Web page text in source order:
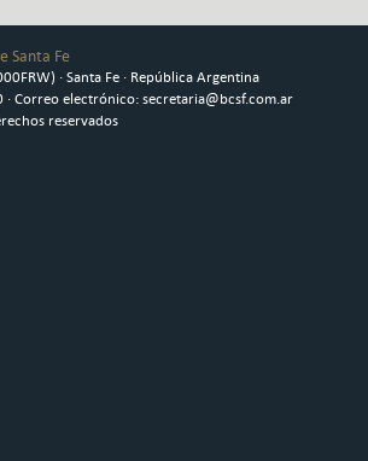
Santa Fe
· Santa Fe · República Argentina
· Correo electrónico: secretaria@bcsf.com.ar
reservados